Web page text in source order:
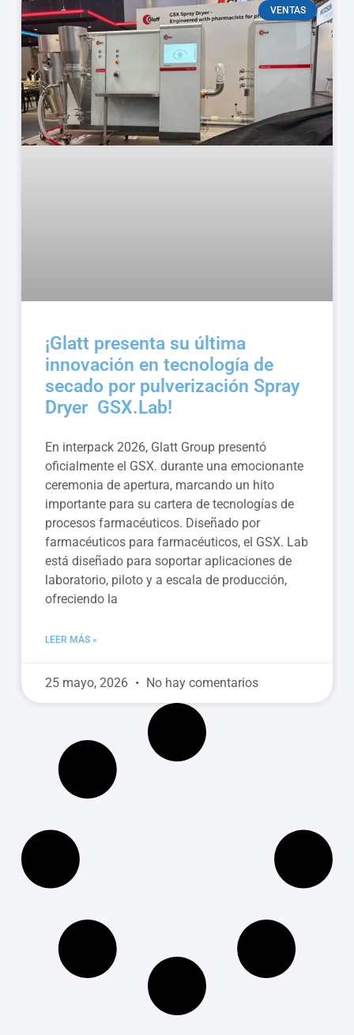
VENTAS
¡Glatt presenta su última
innovación en tecnología de
secado por pulverización Spray
Dryer GSX.Lab!
En interpack 2026, Glatt Group presentó
oficialmente el GSX. durante una emocionante
ceremonia de apertura, marcando un hito
importante para su cartera de tecnologías de
procesos farmacéuticos. Diseñado por
farmacéuticos para farmacéuticos, el GSX. Lab
está diseñado para soportar aplicaciones de
laboratorio, piloto y a escala de producción,
ofreciendo la
LEER MÁS »
25 mayo, 2026 No hay comentarios